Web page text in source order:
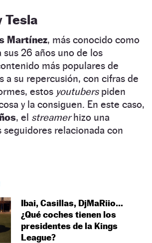
Tesla
Martínez, más conocido como
sus 26 años uno de los
más populares de
a su repercusión, con cifras de
estos youtubers piden
y la consiguen. En este caso,
, el streamerhizo una
seguidores relacionada con
Ibai, Casillas, DjMaRiio…
¿Qué coches tienen los
presidentes de la Kings
League?